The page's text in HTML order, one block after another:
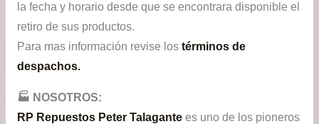
la fecha y horario desde que se encontrara disponible el
retiro de sus productos.
Para mas información revise los términos de
despachos.
🏭​ NOSOTROS:
RP Repuestos Peter Talagante es uno de los pioneros